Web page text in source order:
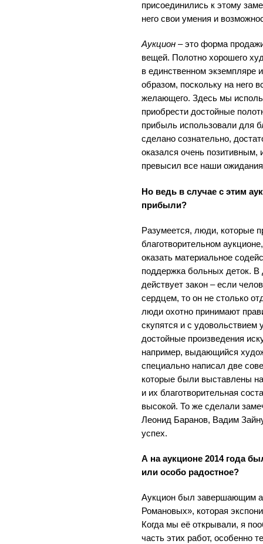
присоединились к этому
него свои умения и
Аукцион – это форма
вещей. Полотно хорошего
в единственном
образом, поскольку на него
желающего. Здесь мы
приобрести достойные
прибыль использовали для
сделано сознательно,
оказался очень позитивным,
превысил все наши
Но ведь в случае с этим
прибыли?
Разумеется, люди, которые
благотворительном
оказать материальное
поддержка больных деток. В
действует закон – если
сердцем, то он не столько
люди охотно принимают
скупятся и с удовольствием
достойные произведения
например, выдающийся
специально написал две
которые были выставлены
и их благотворительная
высокой. То же сделали
Леонид Баранов, Вадим
успех.
А на аукционе 2014 года
или особо радостное?
Аукцион был завершающим
Романовых», которая
Когда мы её открывали, я
часть этих работ, особенно